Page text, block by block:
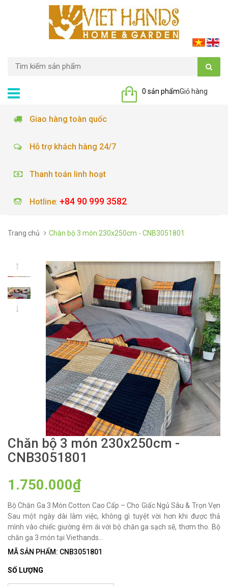
Giỏ hàng
0 sản phẩm
Giao hàng toàn quốc
Hỗ trợ khách hàng 24/7
Thanh toán linh hoạt
Hotline: +84 90 999 3582
Trang chủ Chăn bộ 3 món 230x250cm - CNB3051801
Chăn bộ 3 món 230x250cm -
CNB3051801
1.750.000₫
Bộ Chăn Ga 3 Món Cotton Cao Cấp – Cho Giấc Ngủ Sâu & Trọn Vẹn
Sau một ngày dài làm việc, không gì tuyệt vời hơn khi được thả
mình vào chiếc giường êm ái với bộ chăn ga sạch sẽ, thơm tho. Bộ
chăn ga 3 món tại Viethands...
MÃ SẢN PHẨM: CNB3051801
SỐ LƯỢNG